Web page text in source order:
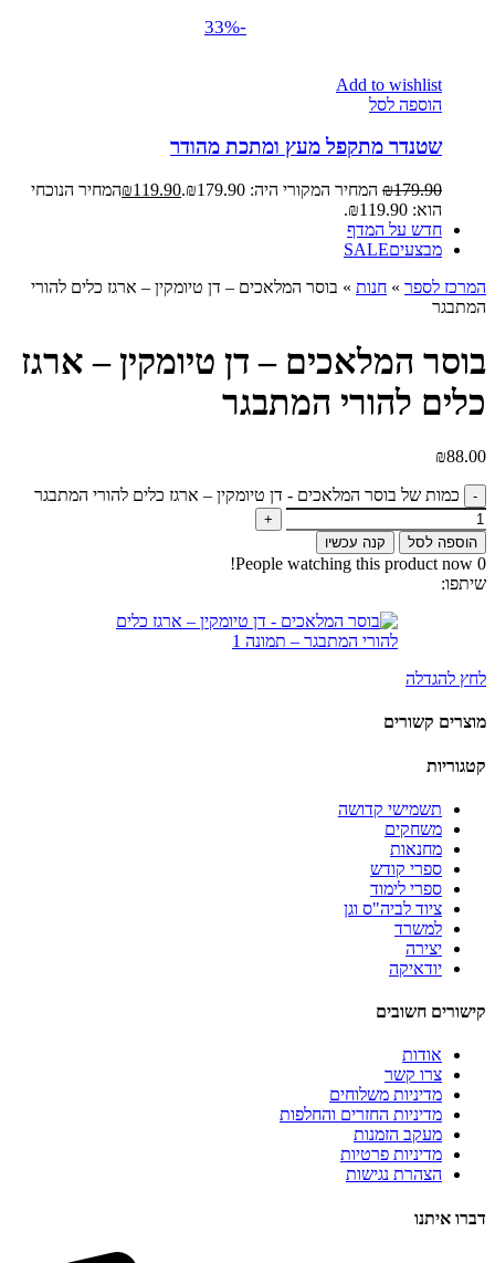
-33%
Add to wishlist
הוספה לסל
שטנדר מתקפל מעץ ומתכת מהודר
₪179.90 המחיר המקורי היה: ₪179.90. ₪119.90
המחיר הנוכחי
הוא: ₪119.90.
חדש על המדף
מבצעיםSALE
המרכז לספר » חנות » בוסר המלאכים – דן טיומקין – ארגז כלים להורי
המתבגר
בוסר המלאכים – דן טיומקין – ארגז
כלים להורי המתבגר
₪88.00
כמות של בוסר המלאכים - דן טיומקין – ארגז כלים להורי המתבגר
הוספה לסל קנה עכשיו
0
People watching this product now!
שיתפו:
לחץ להגדלה
מוצרים קשורים
קטגוריות
תשמישי קדושה
משחקים
מחנאות
ספרי קודש
ספרי לימוד
ציוד לביה"ס וגן
למשרד
יצירה
יודאיקה
קישורים חשובים
אודות
צרו קשר
מדיניות משלוחים
מדיניות החזרים והחלפות
מעקב הזמנות
מדיניות פרטיות
הצהרת נגישות
דברו איתנו